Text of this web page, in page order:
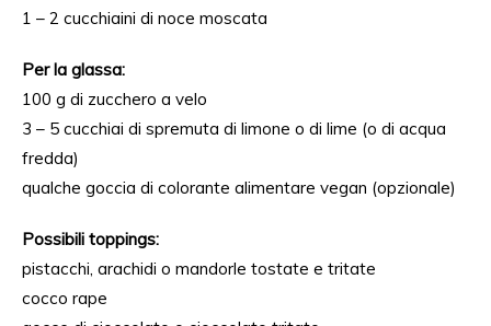
1 – 2 cucchiaini di noce moscata
Per la glassa:
100 g di zucchero a velo
3 – 5 cucchiai di spremuta di limone o di lime (o di acqua
fredda)
qualche goccia di colorante alimentare vegan (opzionale)
Possibili toppings:
pistacchi, arachidi o mandorle tostate e tritate
cocco rape